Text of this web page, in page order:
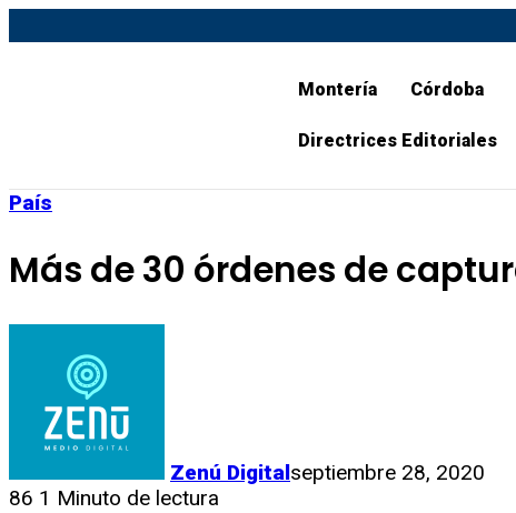
Montería Córdoba
Directrices Editoriales
País
Más de 30 órdenes de
Zenú Digitalseptiembre 28, 2020
86 1 Minuto de lectura